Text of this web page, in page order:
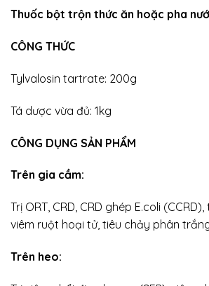
Thuốc bột trộn thức ăn hoặc pha
CÔNG THỨC
Tylvalosin tartrate: 200g
Tá dược vừa đủ: 1kg
CÔNG DỤNG SẢN PHẨM
Trên gia cầm:
Trị ORT, CRD, CRD ghép E.coli
viêm ruột hoại tử, tiêu chảy phân
Trên heo: